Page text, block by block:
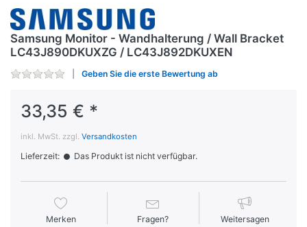
Samsung Monitor - Wandhalterung / Wall Bracket
LC43J890DKUXZG / LC43J892DKUXEN
Geben Sie die erste Bewertung ab
33,35 € *
inkl. MwSt. zzgl. Versandkosten
Lieferzeit: Das Produkt ist nicht verfügbar.
Merken Fragen? Weitersagen